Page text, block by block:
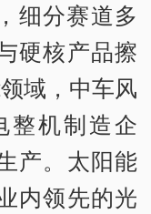
细分赛道多
硬核产品擦
域，中车风
整机制造企
产。太阳能
内领先的光